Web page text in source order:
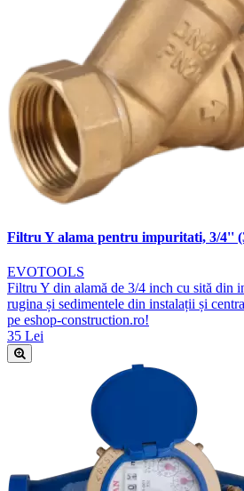
Filtru Y alama pentru impuritati, 3/4''
EVOTOOLS
Filtru Y din alamă de 3/4 inch cu sită din
rugina și sedimentele din instalații și
pe eshop-construction.ro!
35 Lei